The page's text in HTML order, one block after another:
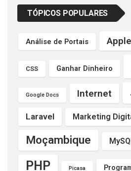
TÓPICOS POPULARES
Análise de Portais Apple
CSS Ganhar Dinheiro
Google Docs Internet
Laravel Marketing
Moçambique
PHP Picasa